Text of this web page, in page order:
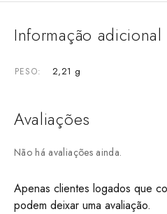
Informação adicional
PESO 2,21 g
Avaliações
Não há avaliações ainda.
Apenas clientes logados que
podem deixar uma avaliação.